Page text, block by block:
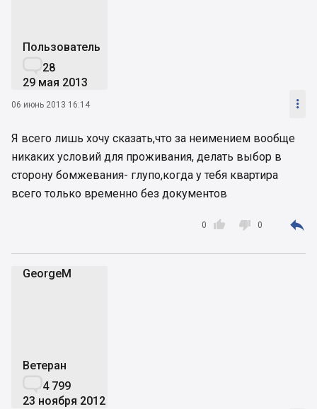
Пользователь
28
29 мая 2013
06 июнь 2013 16:14 
Я всего лишь хочу сказать,что за неимением вообще
никаких условий для проживания, делать выбор в
сторону бомжевания- глупо,когда у тебя квартира
всего только временно без документов

0  0 
GeorgeM
Ветеран
4 799
23 ноября 2012